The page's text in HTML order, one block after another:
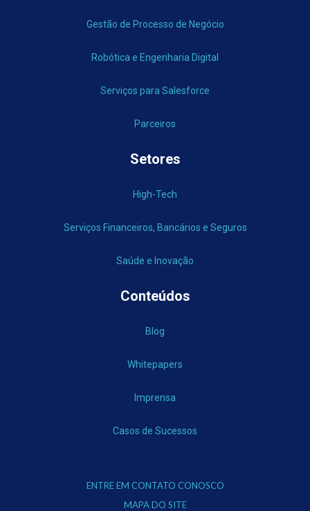
Gestão de Processo de Negócio
Robótica e Engenharia Digital
Serviços para Salesforce
Parceiros
Setores
High-Tech
Serviços Financeiros, Bancários e Seguros
Saúde e Inovação
Conteúdos
Blog
Whitepapers
Imprensa
Casos de Sucessos
ENTRE EM CONTATO CONOSCO
MAPA DO SITE